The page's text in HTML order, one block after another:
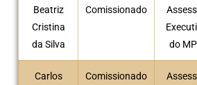
Beatriz
Cristina
da Silva
Comissionado
do
Carlos
Comissionado